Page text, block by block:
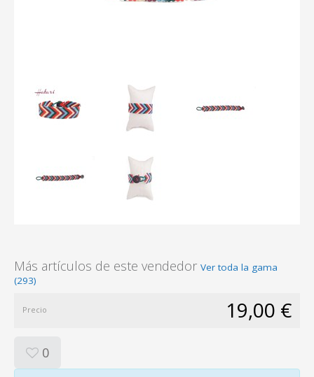
Más artículos de este vendedor Ver toda la gama
(293)
Precio 19,00 €
0